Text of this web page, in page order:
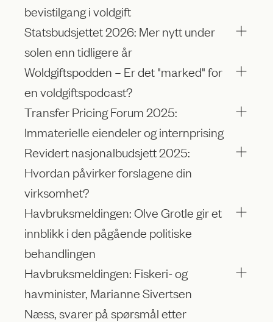
bevistilgang i voldgift
Statsbudsjettet 2026: Mer nytt under
solen enn tidligere år
Woldgiftspodden – Er det "marked" for
en voldgiftspodcast?
Transfer Pricing Forum 2025:
Immaterielle eiendeler og internprising
Revidert nasjonalbudsjett 2025:
Hvordan påvirker forslagene din
virksomhet?
Havbruksmeldingen: Olve Grotle gir et
innblikk i den pågående politiske
behandlingen
Havbruksmeldingen: Fiskeri- og
havminister, Marianne Sivertsen
Næss, svarer på spørsmål etter